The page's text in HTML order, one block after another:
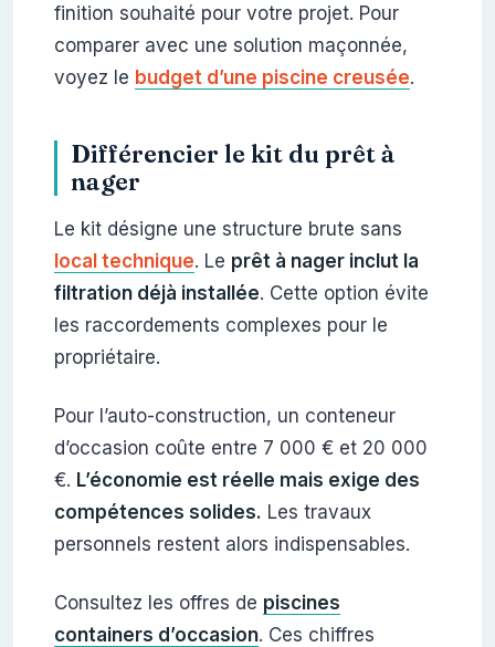
finition souhaité pour votre projet. Pour
comparer avec une solution maçonnée,
voyez le budget d’une piscine creusée.
Différencier le kit du prêt à
nager
Le kit désigne une structure brute sans
local technique. Le prêt à nager inclut la
filtration déjà installée. Cette option évite
les raccordements complexes pour le
propriétaire.
Pour l’auto-construction, un conteneur
d’occasion coûte entre 7 000 € et 20 000
€. L’économie est réelle mais exige des
compétences solides. Les travaux
personnels restent alors indispensables.
Consultez les offres de piscines
containers d’occasion. Ces chiffres